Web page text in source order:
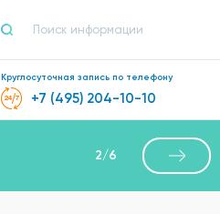
Круглосуточная запись по телефону
+7 (495) 204-10-10
2/6